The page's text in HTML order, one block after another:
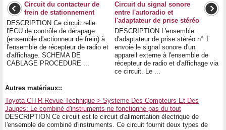
Circuit du contacteur de
frein de stationnement
DESCRIPTION Ce circuit relie
l'ECU de contrôle de dérapage
(ensemble d'actionneur de frein) à
l'ensemble de récepteur de radio et
d'affichage. SCHEMA DE
CABLAGE PROCEDURE ...
Circuit du signal sonore
entre l'autoradio et
l'adaptateur de prise stéréo
DESCRIPTION L'ensemble
d'adaptateur de prise stéréo n° 1
envoie le signal sonore d'un
appareil externe à l'ensemble de
récepteur de radio et d'affichage via
ce circuit. Le ...
Autres matériaux::
Toyota CH-R Revue Technique > Systeme Des Compteurs Et Des
Jauges: Le combiné d'instruments ne fonctionne pas du tout
DESCRIPTION Ce circuit est le circuit d'alimentation électrique de
l'ensemble de combiné d'instruments. Ce circuit fournit deux types de